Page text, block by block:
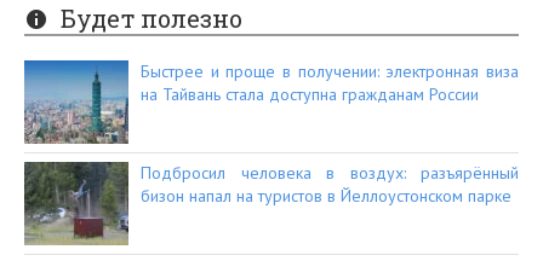
Будет полезно
Быстрее и проще в получении: электронная виза
на Тайвань стала доступна гражданам России
Подбросил человека в воздух: разъярённый
бизон напал на туристов в Йеллоустонском парке